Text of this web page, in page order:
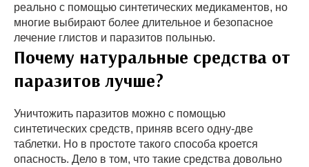
реально с помощью синтетических медикаментов, но
многие выбирают более длительное и безопасное
лечение глистов и паразитов полынью.
Почему натуральные средства от
паразитов лучше?
Уничтожить паразитов можно с помощью
синтетических средств, приняв всего одну-две
таблетки. Но в простоте такого способа кроется
опасность. Дело в том, что такие средства довольно